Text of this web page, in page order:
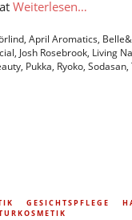
Weiterlesen…
, April Aromatics,
, Josh Rosebrook, Living
, Pukka, Ryoko, Sodasan,
GESICHTSPFLEGE